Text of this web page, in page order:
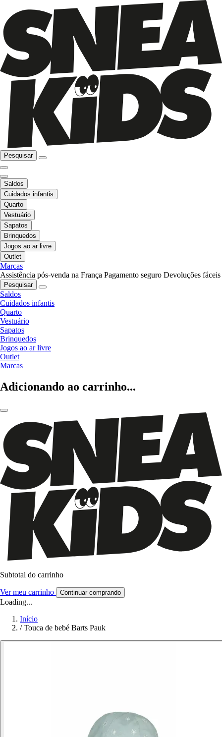
Pesquisar
Saldos
Cuidados infantis
Quarto
Vestuário
Sapatos
Brinquedos
Jogos ao ar livre
Outlet
Marcas
Assistência pós-venda na França Pagamento seguro Devoluções fáceis
Pesquisar
Saldos
Cuidados infantis
Quarto
Vestuário
Sapatos
Brinquedos
Jogos ao ar livre
Outlet
Marcas
Adicionando ao carrinho...
Subtotal do carrinho
Ver meu carrinho Continuar comprando
Loading...
Início
/ Touca de bebé Barts Pauk